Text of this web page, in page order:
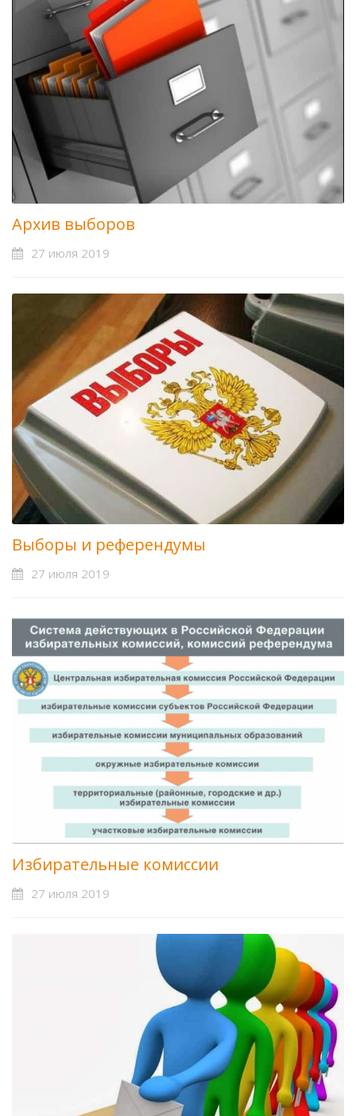
Архив выборов
27 июля 2019
Выборы и референдумы
27 июля 2019
Избирательные комиссии
27 июля 2019